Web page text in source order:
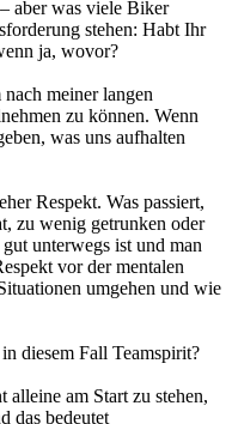
aber was viele Biker
stehen: Habt Ihr
ja, wovor?
meiner langen
zu können. Wenn
was uns aufhalten
Respekt. Was passiert,
zu wenig getrunken oder
unterwegs ist und man
vor der mentalen
umgehen und wie
diesem Fall Teamspirit?
alleine am Start zu stehen,
das bedeutet